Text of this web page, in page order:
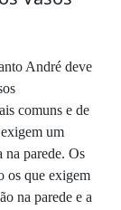
André deve
comuns e de
um
na parede. Os
os que exigem
na parede e a